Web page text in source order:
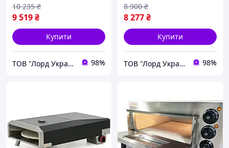
9 519₴
10 235 ₴
Купити
ТОВ "Лорд Україна" 98%
8 277₴
8 900 ₴
Купити
ТОВ "Лорд Україна" 98%